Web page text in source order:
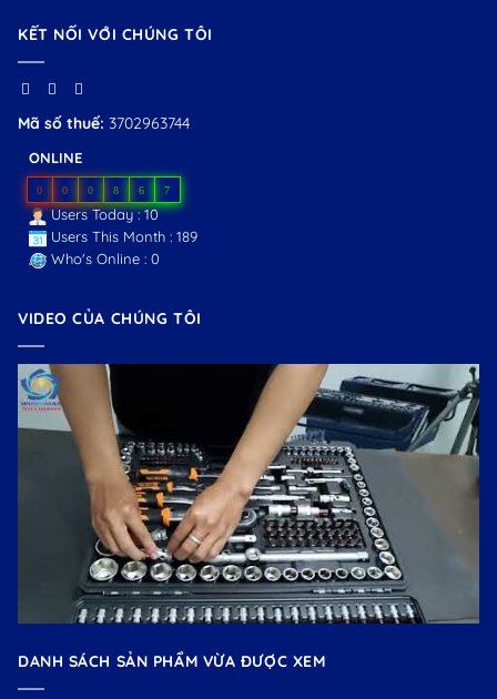
KẾT NỐI VỚI CHÚNG TÔI
Mã số thuế: 3702963744
ONLINE
0 0 0 8 6 7
Users Today : 10
Users This Month : 189
Who's Online : 0
VIDEO CỦA CHÚNG TÔI
DANH SÁCH SẢN PHẨM VỪA ĐƯỢC XEM